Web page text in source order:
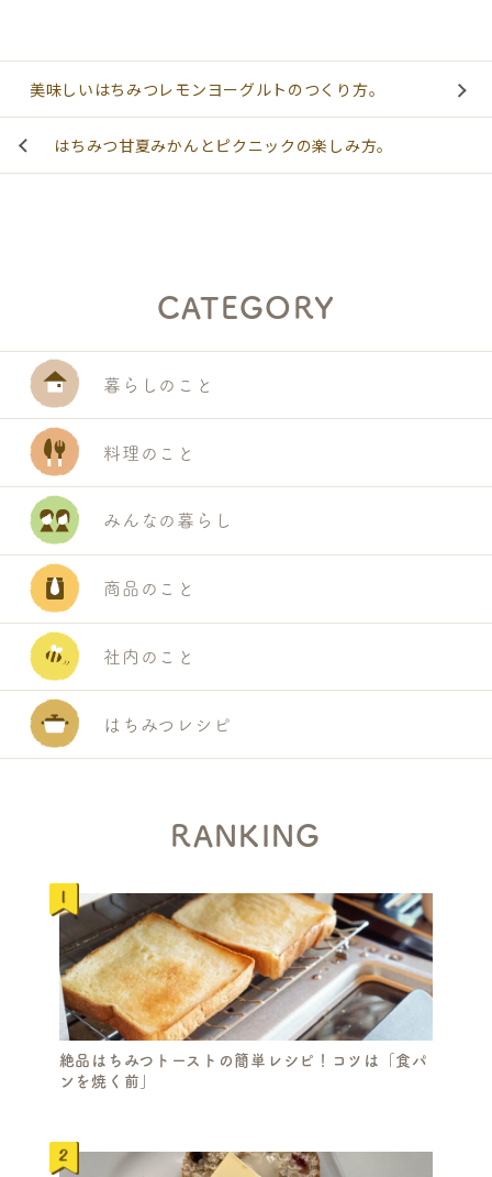
美味しいはちみつレモンヨーグルトのつくり方。
はちみつ甘夏みかんとピクニックの楽しみ方。
CATEGORY
暮らしのこと
料理のこと
みんなの暮らし
商品のこと
社内のこと
はちみつレシピ
RANKING
絶品はちみつトーストの簡単レシピ！コツは「食パ
ンを焼く前」